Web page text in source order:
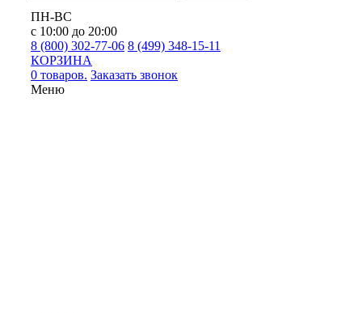
ПН-ВС
с 10:00 до 20:00
8 (800) 302-77-06 8 (499) 348-15-11
КОРЗИНА
0 товаров. Заказать звонок
Меню